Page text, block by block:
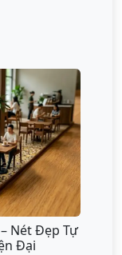
Nét Đẹp Tự
Đại